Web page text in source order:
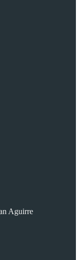
Aguirre